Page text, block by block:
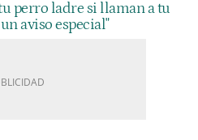
perro ladre si llaman a tu
aviso especial"